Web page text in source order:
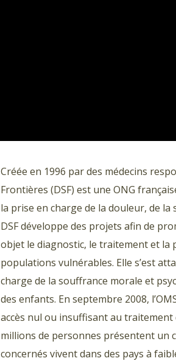
Créée en 1996 par des médecins
Frontières (DSF) est une ONG
la prise en charge de la douleur, de
DSF développe des projets afin de
objet le diagnostic, le traitement et la
populations vulnérables. Elle s’est
charge de la souffrance morale et
des enfants. En septembre 2008,
accès nul ou insuffisant au traitement
millions de personnes présentent un
concernés vivent dans des pays à